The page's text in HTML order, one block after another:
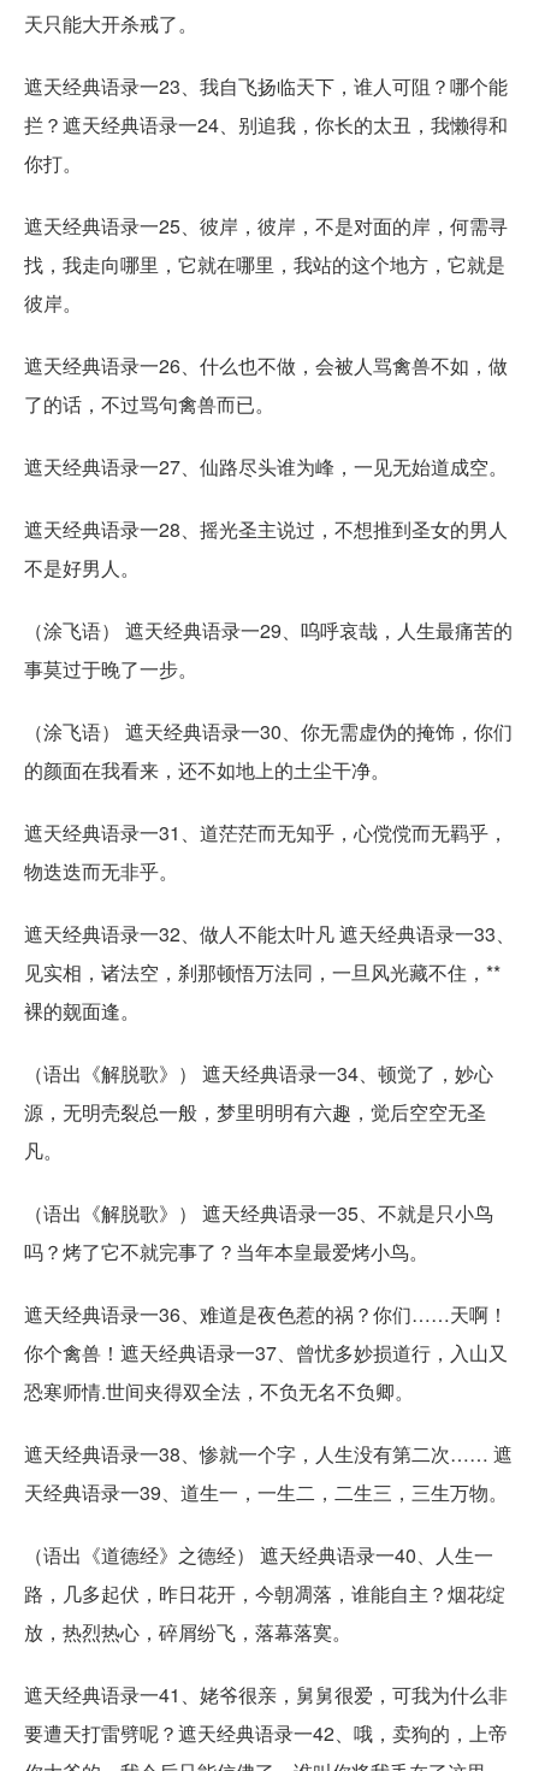
天只能大开杀戒了。
遮天经典语录一23、我自飞扬临天下，谁人可阻？哪个能
拦？遮天经典语录一24、别追我，你长的太丑，我懒得和
你打。
遮天经典语录一25、彼岸，彼岸，不是对面的岸，何需寻
找，我走向哪里，它就在哪里，我站的这个地方，它就是
彼岸。
遮天经典语录一26、什么也不做，会被人骂禽兽不如，做
了的话，不过骂句禽兽而已。
遮天经典语录一27、仙路尽头谁为峰，一见无始道成空。
遮天经典语录一28、摇光圣主说过，不想推到圣女的男人
不是好男人。
（涂飞语） 遮天经典语录一29、呜呼哀哉，人生最痛苦的
事莫过于晚了一步。
（涂飞语） 遮天经典语录一30、你无需虚伪的掩饰，你们
的颜面在我看来，还不如地上的土尘干净。
遮天经典语录一31、道茫茫而无知乎，心傥傥而无羁乎，
物迭迭而无非乎。
遮天经典语录一32、做人不能太叶凡 遮天经典语录一33、
见实相，诸法空，刹那顿悟万法同，一旦风光藏不住，**
裸的觌面逢。
（语出《解脱歌》） 遮天经典语录一34、顿觉了，妙心
源，无明壳裂总一般，梦里明明有六趣，觉后空空无圣
凡。
（语出《解脱歌》） 遮天经典语录一35、不就是只小鸟
吗？烤了它不就完事了？当年本皇最爱烤小鸟。
遮天经典语录一36、难道是夜色惹的祸？你们……天啊！
你个禽兽！遮天经典语录一37、曾忧多妙损道行，入山又
恐寒师情.世间夹得双全法，不负无名不负卿。
遮天经典语录一38、惨就一个字，人生没有第二次…… 遮
天经典语录一39、道生一，一生二，二生三，三生万物。
（语出《道德经》之德经） 遮天经典语录一40、人生一
路，几多起伏，昨日花开，今朝凋落，谁能自主？烟花绽
放，热烈热心，碎屑纷飞，落幕落寞。
遮天经典语录一41、姥爷很亲，舅舅很爱，可我为什么非
要遭天打雷劈呢？遮天经典语录一42、哦，卖狗的，上帝